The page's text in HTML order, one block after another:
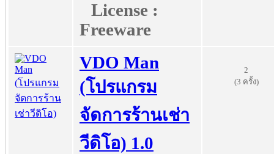
License :
Freeware
VDO Man
(โปรแกรม
จัดการร้านเช่า
วีดิโอ) 1.0
2
(3 ครั้ง)